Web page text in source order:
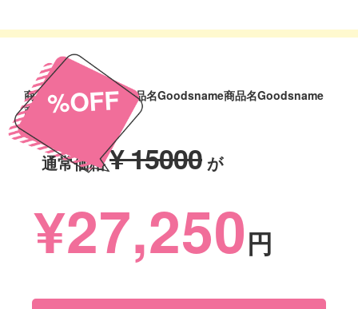
%OFF
商品名Goodsname商品名Goodsname商品名Goodsname
商品名Goodsname
通常価格¥ 15000 が
¥27,250円